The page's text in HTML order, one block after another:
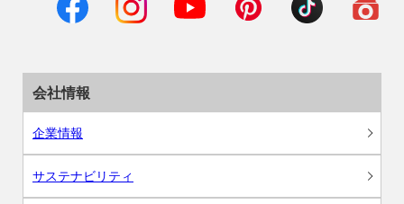
会社情報
企業情報
サステナビリティ